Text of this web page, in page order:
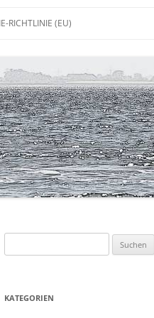
RICHTLINIE (EU)
nach:
KATEGORIEN